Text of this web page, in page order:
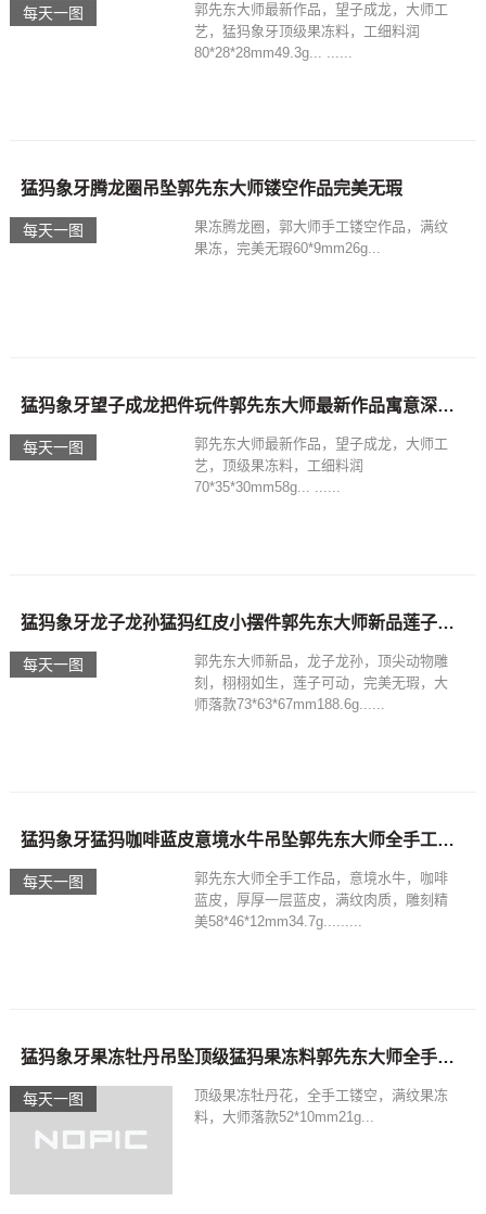
每天一图
郭先东大师最新作品，望子成龙，大师工
艺，猛犸象牙顶级果冻料，工细料润
80*28*28mm49.3g... ......
每天一图
猛犸象牙腾龙圈吊坠郭先东大师镂空作品完美无瑕
果冻腾龙圈，郭大师手工镂空作品，满纹
果冻，完美无瑕60*9mm26g...
每天一图
猛犸象牙望子成龙把件玩件郭先东大师最新作品寓意深远有韵味
郭先东大师最新作品，望子成龙，大师工
艺，顶级果冻料，工细料润
70*35*30mm58g... ......
每天一图
猛犸象牙龙子龙孙猛犸红皮小摆件郭先东大师新品莲子可动栩栩如生
郭先东大师新品，龙子龙孙，顶尖动物雕
刻，栩栩如生，莲子可动，完美无瑕，大
师落款73*63*67mm188.6g......
每天一图
猛犸象牙猛犸咖啡蓝皮意境水牛吊坠郭先东大师全手工雕刻精美有意境
郭先东大师全手工作品，意境水牛，咖啡
蓝皮，厚厚一层蓝皮，满纹肉质，雕刻精
美58*46*12mm34.7g.........
每天一图
猛犸象牙果冻牡丹吊坠顶级猛犸果冻料郭先东大师全手工镂空
顶级果冻牡丹花，全手工镂空，满纹果冻
料，大师落款52*10mm21g...